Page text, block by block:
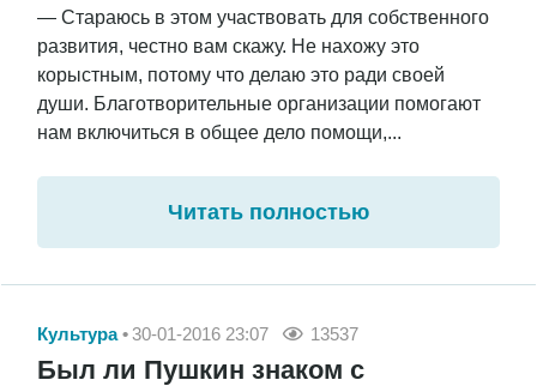
— Стараюсь в этом участвовать для собственного
развития, честно вам скажу. Не нахожу это
корыстным, потому что делаю это ради своей
души. Благотворительные организации помогают
нам включиться в общее дело помощи,...
Читать полностью
Культура 30-01-2016 23:07 13537
Был ли Пушкин знаком с